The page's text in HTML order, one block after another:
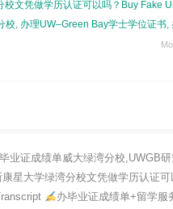
校文凭做学历认证可以吗？Buy Fake
校, 办理UW–Green Bay学士学位证书,
业证成绩单威大绿湾分校,UWGB
星大学绿湾分校文凭做学历认证
办毕业证成绩单+留学服